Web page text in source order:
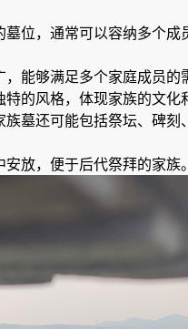
位，通常可以容纳多个成
能够满足多个家庭成员的
的风格，体现家族的文化
墓还可能包括祭坛、碑刻
放，便于后代祭拜的家族。